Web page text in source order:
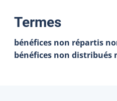
Termes:
bénéfices non répartis
bénéfices non distribués